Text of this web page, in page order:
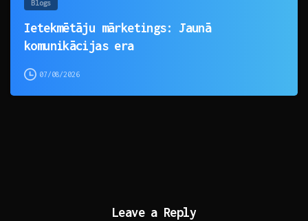
Blogs
Ietekmētāju mārketings: Jaunā
komunikācijas era
07/08/2026
Leave a Reply